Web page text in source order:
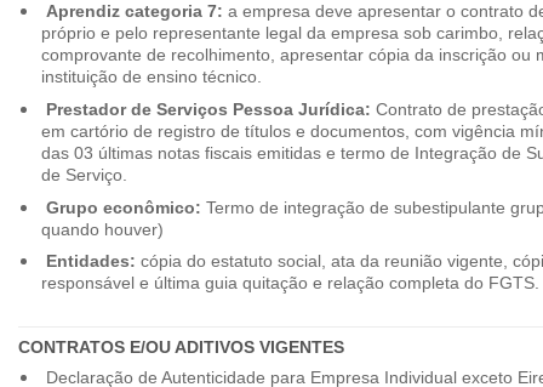
Aprendiz categoria 7: a empresa deve apresentar o contrato
próprio e pelo representante legal da empresa sob carimbo,
comprovante de recolhimento, apresentar cópia da inscrição ou
instituição de ensino técnico.
Prestador de Serviços Pessoa Jurídica: Contrato de
em cartório de registro de títulos e documentos, com vigência
das 03 últimas notas fiscais emitidas e termo de Integração de
de Serviço.
Grupo econômico: Termo de integração de subestipulante
quando houver)
Entidades: cópia do estatuto social, ata da reunião vigente,
responsável e última guia quitação e relação completa do FGTS.
CONTRATOS E/OU ADITIVOS VIGENTES
Declaração de Autenticidade para Empresa Individual exceto